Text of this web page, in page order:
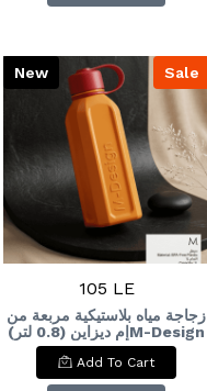
Sale
New
105 LE
زجاجة مياه بلاستيكية مربعة من
إم ديزاين (0.8 لتر)M-Design
Square Plastic Water
Bottle (0.8L
Add To Cart